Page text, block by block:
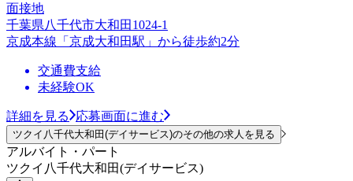
面接地
千葉県八千代市大和田1024-1
京成本線「京成大和田駅」から徒歩約2分
交通費支給
未経験OK
詳細を見る 応募画面に進む
ツクイ八千代大和田(デイサービス)のその他の求人を見る
アルバイト・パート
ツクイ八千代大和田(デイサービス)